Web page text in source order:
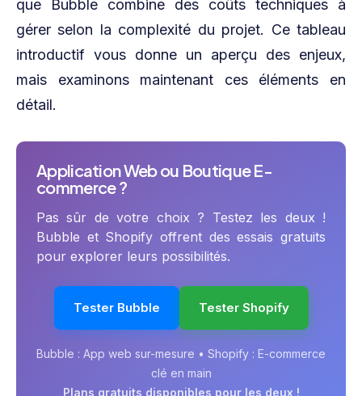
que Bubble combine des coûts techniques à
gérer selon la complexité du projet. Ce tableau
introductif vous donne un aperçu des enjeux,
mais examinons maintenant ces éléments en
détail.
Application Web ou Boutique E-
commerce ?
Pas sûr de votre choix ? Testez les deux !
Bubble et Shopify offrent des essais gratuits
pour explorer leurs possibilités.
Tester Bubble Tester Shopify
Bubble : App web sur-mesure • Shopify : E-commerce
clé en main
Plans gratuits disponibles pour les deux !